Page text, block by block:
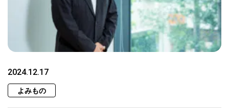
2024.12.17
よみもの